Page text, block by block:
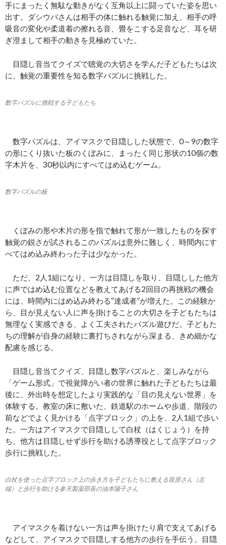
手にまったく無駄な動きがなく互角以上に闘っていた姿を思い
出す。ダシウバさんは相手の体に触れる触覚に加え、相手の呼
吸音の変化や柔道着の擦れる音、畳をこする足音など、耳を研
ぎ澄まして相手の動きを見極めていた。
目隠し音当てクイズで聴覚の大切さを学んだ子どもたちは次
に、触覚の重要性を知る数字パズルに挑戦した。
数字パズルに挑戦する子どもたち
数字パズルは、アイマスクで目隠しした状態で、0～9の数字
の形にくり抜いた板のくぼみに、まったく同じ形状の10個の数
字木片を、30秒以内にすべてはめ込むゲーム。
数字パズルの板
くぼみの形や木片の形を指で触れて形が一致したものを探す
触覚の鋭さが試されるこのパズルは意外に難しく、時間内にす
べてはめ込み終わった子は少なかった。
ただ、2人1組になり、一方は目隠しを取り、目隠しした他方
に声ではめ込む位置などを教えてあげる2回目の再挑戦の機会
には、時間内にはめ込み終わる“達成者”が増えた。この経験か
ら、目が見えない人に声を掛けることの大切さを子どもたちは
無理なく実感できる、よく工夫されたパズル遊びだ。子どもた
ちの理解が自身の経験に裏打ちされながら深まる、きめ細かな
配慮を感じる。
目隠し音当てクイズ、目隠し数字パズルと、楽しみながら
「ゲーム形式」で視覚障がい者の世界に触れた子どもたちは最
後に、外出時を想定したより実践的な「目の見えない世界」を
体験する。教室の床に敷いた、鉄道駅のホームや歩道、階段の
前などでよく見かける「点字ブロック」の上を、2人1組で歩い
た。一方はアイマスクで目隠しして白杖（はくじょう）を持
ち、他方は目隠しせず歩行を助ける誘導役として点字ブロック
歩行に挑戦した。
白杖を使った点字ブロック上の歩き方を子どもたちに教える葭原さん（左
端）と歩行を助ける参天製薬部長の油本陽子さん
アイマスクを着けない一方は声を掛けたり肩で支えてあげる
などして、アイマスクで目隠しする他方の歩行を手伝う。目隠